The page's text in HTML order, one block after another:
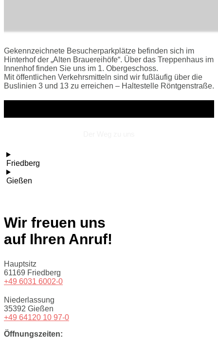
Gekennzeichnete Besucherparkplätze befinden sich im
Hinterhof der „Alten Brauereihöfe“. Über das Treppenhaus im
Innenhof finden Sie uns im 1. Obergeschoss.
Mit öffentlichen Verkehrsmitteln sind wir fußläufig über die
Buslinien 3 und 13 zu erreichen – Haltestelle Röntgenstraße.
Friedberg
Gießen
Wir freuen uns
auf Ihren Anruf!
Hauptsitz
61169 Friedberg
+49 6031 6002-0
Niederlassung
35392 Gießen
+49 64120 10 97-0
Öffnungszeiten: